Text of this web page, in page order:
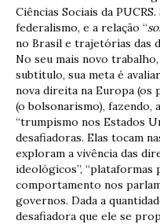
Ciências Sociais da
federalismo, e a relação “
no Brasil e trajetórias das
No seu mais novo
subtítulo, sua meta é
nova direita na Europa
(o bolsonarismo), fazendo,
“trumpismo nos Estados
desafiadoras. Elas tocam
exploram a vivência das
ideológicos”,
comportamento nos
governos. Dada a
desafiadora que ele se